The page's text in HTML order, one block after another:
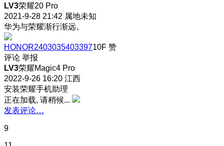
LV3荣耀20 Pro
2021-9-28 21:42 属地未知
华为与荣耀渐行渐远。
HONOR240303540339710F 赞
评论 举报
LV3荣耀Magic4 Pro
2022-9-26 16:20 江西
安装荣耀手机助理
正在加载, 请稍候...
发表评论…
9